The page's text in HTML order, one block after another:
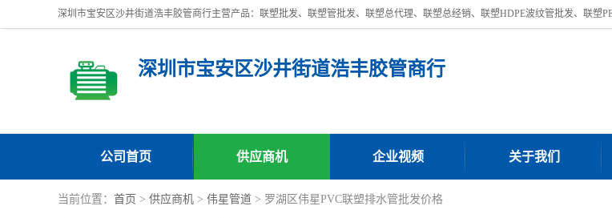
深圳市宝安区沙井街道浩丰胶管商行
公司首页 供应商机 企业视频 关于我们
当前位置： 首页 > 供应商机 > 伟星管道 > 罗湖区伟星PVC联塑排水管批发价格